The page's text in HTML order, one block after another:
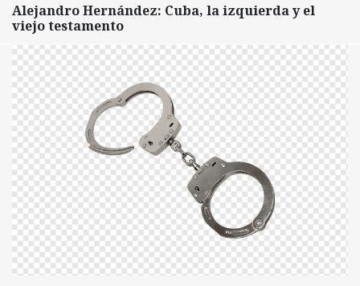
Alejandro Hernández: Cuba, la izquierda y el
viejo testamento